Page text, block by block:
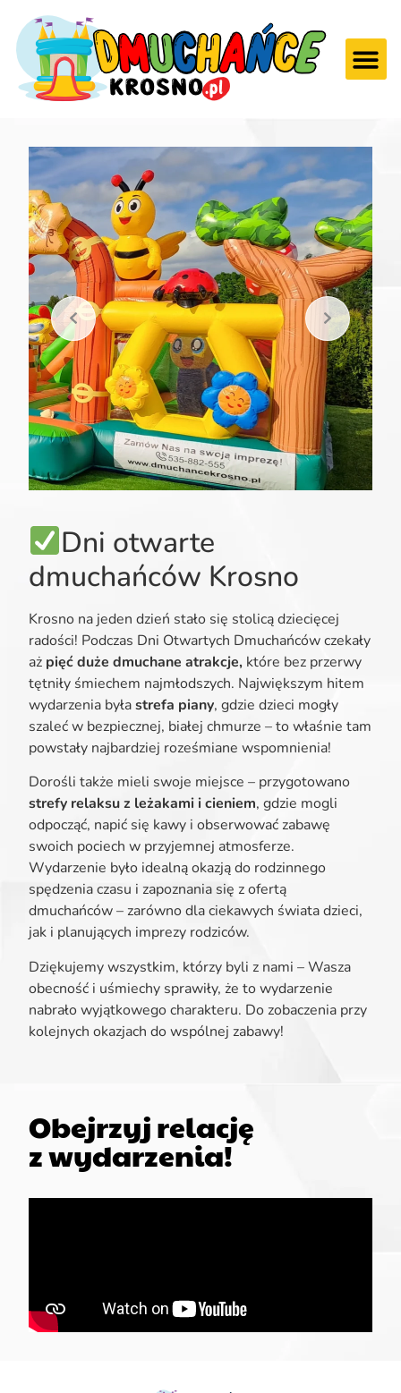
Dni otwarte
dmuchańców Krosno
Krosno na jeden dzień stało się stolicą dziecięcej
radości! Podczas Dni Otwartych Dmuchańców czekały
aż pięć duże dmuchane atrakcje, które bez przerwy
tętniły śmiechem najmłodszych. Największym hitem
wydarzenia byłastrefa piany, gdzie dzieci mogły
szaleć w bezpiecznej, białej chmurze – to właśnie tam
powstały najbardziej roześmiane wspomnienia!
Dorośli także mieli swoje miejsce – przygotowano
strefy relaksu z leżakami i cieniem, gdzie mogli
odpocząć, napić się kawy i obserwować zabawę
swoich pociech w przyjemnej atmosferze.
Wydarzenie było idealną okazją do rodzinnego
spędzenia czasu i zapoznania się z ofertą
dmuchańców – zarówno dla ciekawych świata dzieci,
jak i planujących imprezy rodziców.
Dziękujemy wszystkim, którzy byli z nami – Wasza
obecność i uśmiechy sprawiły, że to wydarzenie
nabrało wyjątkowego charakteru. Do zobaczenia przy
kolejnych okazjach do wspólnej zabawy!
Obejrzyj relację
z wydarzenia!